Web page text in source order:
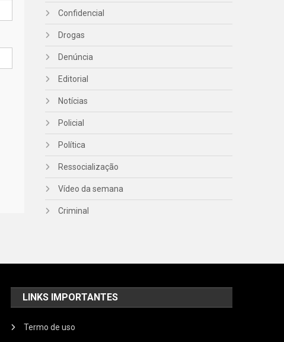
Confidencial
Drogas
Denúncia
Editorial
Notícias
Policial
Política
Ressocialização
Vídeo da semana
Criminal
LINKS IMPORTANTES
Termo de uso